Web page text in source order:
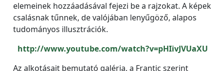
elemeinek hozzáadásával fejezi be a rajzokat. A képek
csalásnak tűnnek, de valójában lenyűgöző, alapos
tudományos illusztrációk.
http://www.youtube.com/watch?v=pHIivJVUaXU
Az alkotásait bemutató galéria, a Frantic szerint